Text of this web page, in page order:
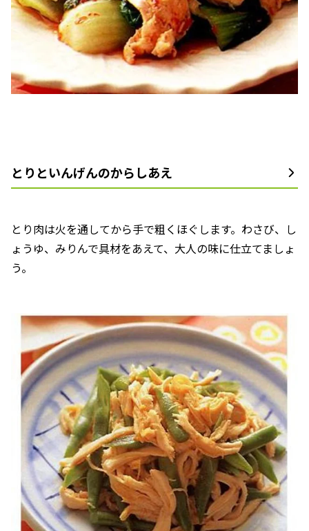
とりといんげんのからしあえ
とり肉は火を通してから手で粗くほぐします。わさび、し
ょうゆ、みりんで具材をあえて、大人の味に仕立てましょ
う。